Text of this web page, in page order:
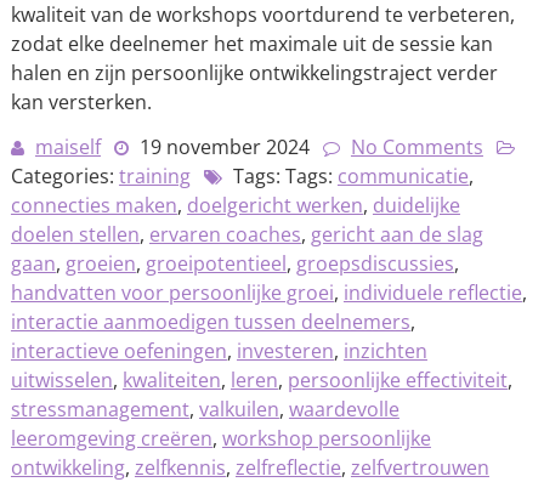
kwaliteit van de workshops voortdurend te verbeteren,
zodat elke deelnemer het maximale uit de sessie kan
halen en zijn persoonlijke ontwikkelingstraject verder
kan versterken.
maiself
19 november 2024
No Comments
Categories: training Tags: Tags: communicatie,
connecties maken, doelgericht werken, duidelijke
doelen stellen, ervaren coaches, gericht aan de slag
gaan, groeien, groeipotentieel, groepsdiscussies,
handvatten voor persoonlijke groei, individuele reflectie,
interactie aanmoedigen tussen deelnemers,
interactieve oefeningen, investeren, inzichten
uitwisselen, kwaliteiten, leren, persoonlijke effectiviteit,
stressmanagement, valkuilen, waardevolle
leeromgeving creëren, workshop persoonlijke
ontwikkeling, zelfkennis, zelfreflectie, zelfvertrouwen